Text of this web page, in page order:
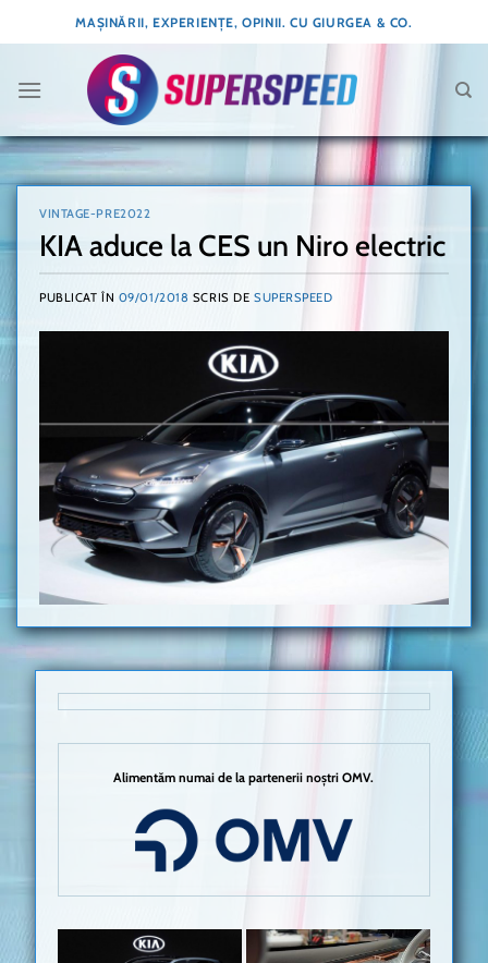
to
MAȘINĂRII, EXPERIENȚE, OPINII. CU GIURGEA & CO.
VINTAGE-PRE2022
KIA aduce la CES un Niro electric
PUBLICAT ÎN 09/01/2018 SCRIS DE SUPERSPEED
Alimentăm numai de la partenerii noștri OMV.